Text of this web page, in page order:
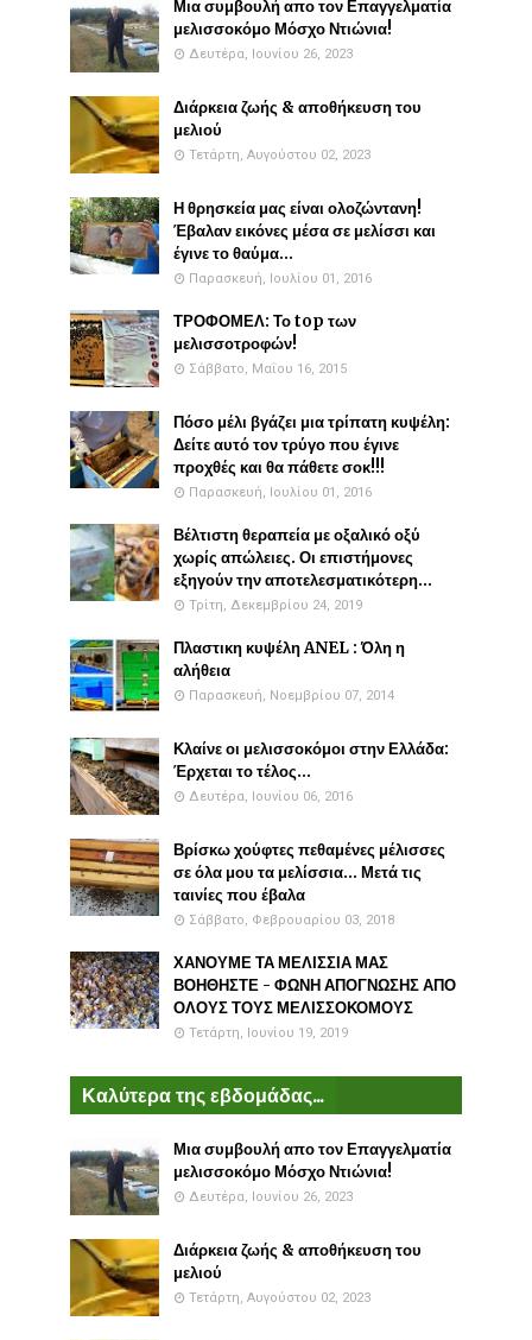
Μια συμβουλή απο τον Επαγγελματία
μελισσοκόμο Μόσχο Ντιώνια!
Δευτέρα, Ιουνίου 26, 2023
Διάρκεια ζωής & αποθήκευση του
μελιού
Τετάρτη, Αυγούστου 02, 2023
Η θρησκεία μας είναι ολοζώντανη!
Έβαλαν εικόνες μέσα σε μελίσσι και
έγινε το θαύμα...
Παρασκευή, Ιουλίου 01, 2016
ΤΡΟΦΟΜΕΛ: Το top των
μελισσοτροφών!
Σάββατο, Μαΐου 16, 2015
Πόσο μέλι βγάζει μια τρίπατη κυψέλη:
Δείτε αυτό τον τρύγο που έγινε
προχθές και θα πάθετε σοκ!!!
Παρασκευή, Ιουλίου 01, 2016
Βέλτιστη θεραπεία με οξαλικό οξύ
χωρίς απώλειες. Οι επιστήμονες
εξηγούν την αποτελεσματικότερη...
Τρίτη, Δεκεμβρίου 24, 2019
Πλαστικη κυψέλη ANEL : Όλη η
αλήθεια
Παρασκευή, Νοεμβρίου 07, 2014
Κλαίνε οι μελισσοκόμοι στην Ελλάδα:
Έρχεται το τέλος...
Δευτέρα, Ιουνίου 06, 2016
Βρίσκω χούφτες πεθαμένες μέλισσες
σε όλα μου τα μελίσσια... Μετά τις
ταινίες που έβαλα
Σάββατο, Φεβρουαρίου 03, 2018
ΧΑΝΟΥΜΕ ΤΑ ΜΕΛΙΣΣΙΑ ΜΑΣ
ΒΟΗΘΗΣΤΕ - ΦΩΝΗ ΑΠΟΓΝΩΣΗΣ ΑΠΟ
ΟΛΟΥΣ ΤΟΥΣ ΜΕΛΙΣΣΟΚΟΜΟΥΣ
Τετάρτη, Ιουνίου 19, 2019
Καλύτερα της εβδομάδας...
Μια συμβουλή απο τον Επαγγελματία
μελισσοκόμο Μόσχο Ντιώνια!
Δευτέρα, Ιουνίου 26, 2023
Διάρκεια ζωής & αποθήκευση του
μελιού
Τετάρτη, Αυγούστου 02, 2023